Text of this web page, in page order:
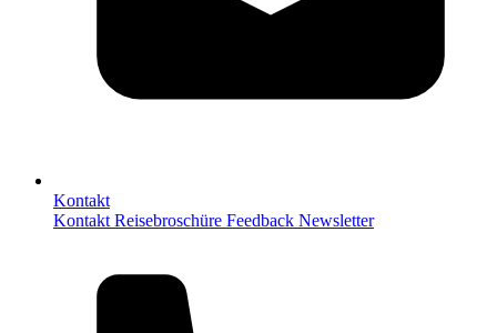
Kontakt
Kontakt Reisebroschüre Feedback Newsletter